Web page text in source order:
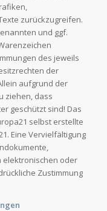
zurückzugreifen.
und ggf.
des jeweils
der
aufgrund der
ziehen, dass
geschützt sind! Das
selbst erstellte
Eine Vervielfältigung
elektronischen oder
Zustimmung